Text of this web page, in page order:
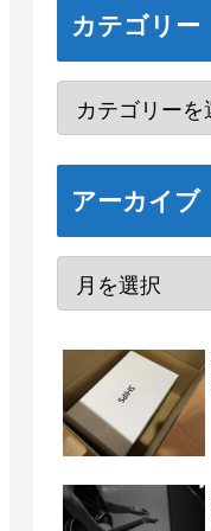
カテゴリー
アーカイブ